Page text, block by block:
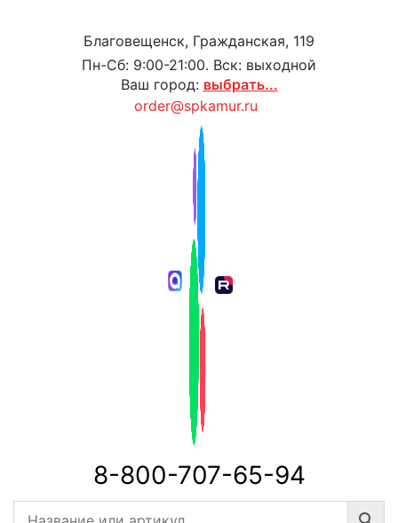
Благовещенск, Гражданская, 119
Пн-Сб: 9:00-21:00. Вск: выходной
Ваш город: выбрать...
order@spkamur.ru
8-800-707-65-94